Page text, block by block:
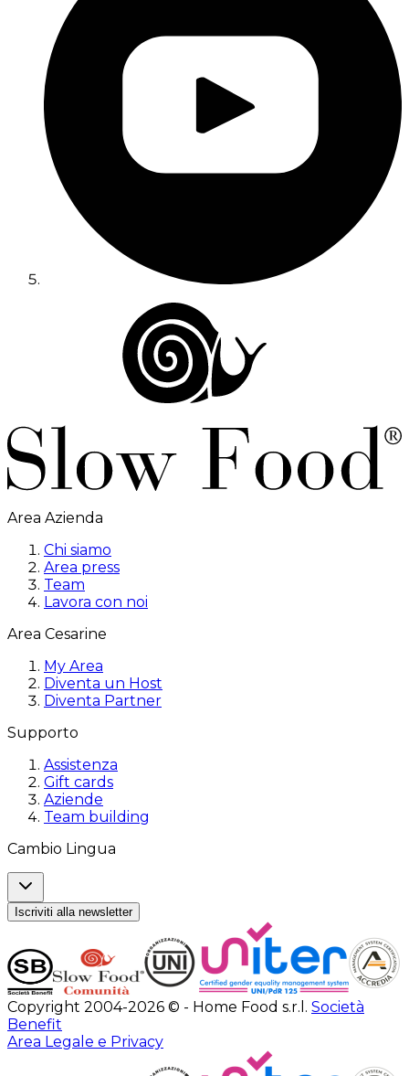
Area Azienda
Chi siamo
Area press
Team
Lavora con noi
Area Cesarine
My Area
Diventa un Host
Diventa Partner
Supporto
Assistenza
Gift cards
Aziende
Team building
Cambio Lingua
Iscriviti alla newsletter
Copyright 2004-2026 © - Home Food s.r.l. Società
Benefit
Area Legale e Privacy